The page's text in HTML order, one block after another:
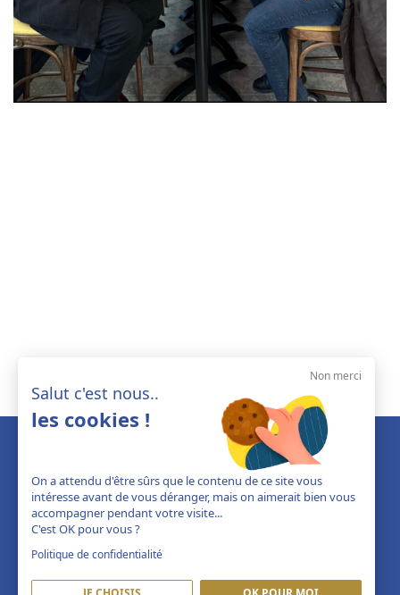
Non merci
Salut c'est nous..
les cookies !
On a attendu d'être sûrs que le contenu de ce site vous
intéresse avant de vous déranger, mais on aimerait bien vous
accompagner pendant votre visite...
C'est OK pour vous ?
Politique de confidentialité